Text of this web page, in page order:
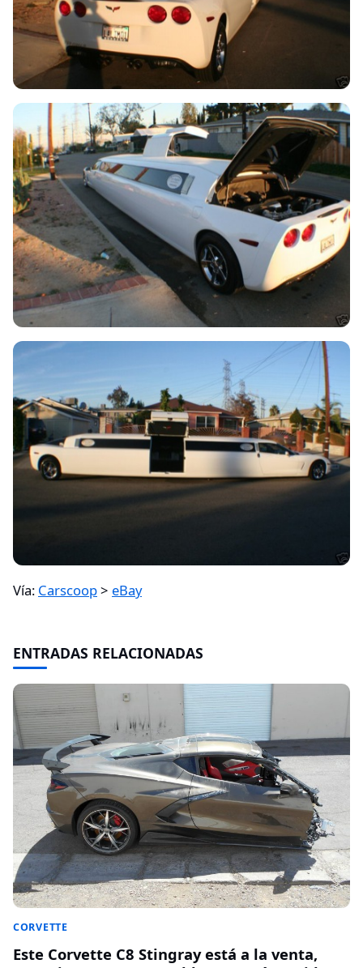
Vía: Carscoop> eBay
ENTRADAS RELACIONADAS
CORVETTE
Este Corvette C8 Stingray está a la venta,